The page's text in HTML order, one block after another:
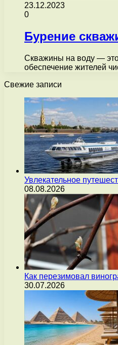
23.12.2023
0
Бурение
Скважины на воду —
обеспечение жителей
Свежие записи
Увлекательное
08.08.2026
Как перезимовал
30.07.2026